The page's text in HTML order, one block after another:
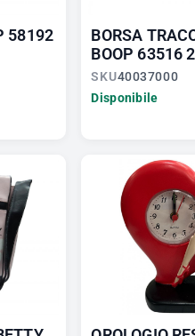
58192
BORSA
BOOP 63516
SKU40037000
Disponibile